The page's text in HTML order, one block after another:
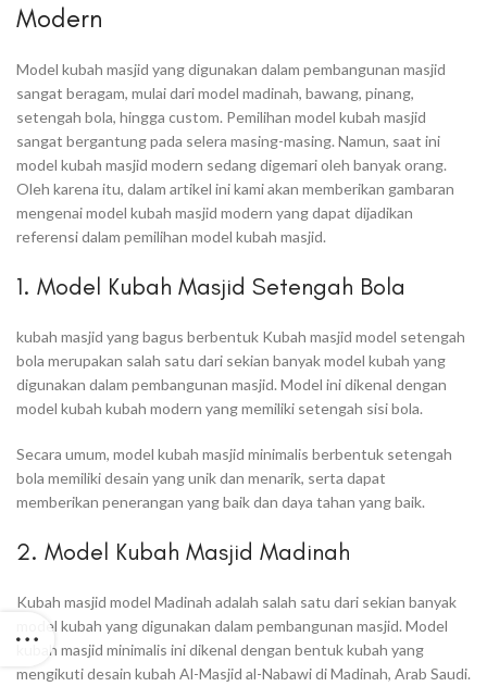
Modern
Model kubah masjid yang digunakan dalam pembangunan masjid
sangat beragam, mulai dari model madinah, bawang, pinang,
setengah bola, hingga custom. Pemilihan model kubah masjid
sangat bergantung pada selera masing-masing. Namun, saat ini
model kubah masjid modern sedang digemari oleh banyak orang.
Oleh karena itu, dalam artikel ini kami akan memberikan gambaran
mengenai model kubah masjid modern yang dapat dijadikan
referensi dalam pemilihan model kubah masjid.
1. Model Kubah Masjid Setengah Bola
kubah masjid yang bagus berbentuk Kubah masjid model setengah
bola merupakan salah satu dari sekian banyak model kubah yang
digunakan dalam pembangunan masjid. Model ini dikenal dengan
model kubah kubah modern yang memiliki setengah sisi bola.
Secara umum, model kubah masjid minimalis berbentuk setengah
bola memiliki desain yang unik dan menarik, serta dapat
memberikan penerangan yang baik dan daya tahan yang baik.
2. Model Kubah Masjid Madinah
Kubah masjid model Madinah adalah salah satu dari sekian banyak
model kubah yang digunakan dalam pembangunan masjid. Model
kubah masjid minimalis ini dikenal dengan bentuk kubah yang
mengikuti desain kubah Al-Masjid al-Nabawi di Madinah, Arab Saudi.